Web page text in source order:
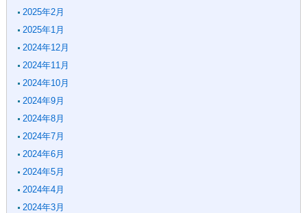
2025年2月
2025年1月
2024年12月
2024年11月
2024年10月
2024年9月
2024年8月
2024年7月
2024年6月
2024年5月
2024年4月
2024年3月